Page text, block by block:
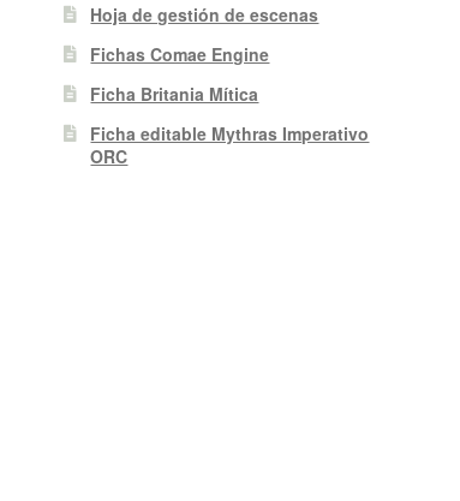
Hoja de gestión de escenas
Fichas Comae Engine
Ficha Britania Mítica
Ficha editable Mythras Imperativo
ORC